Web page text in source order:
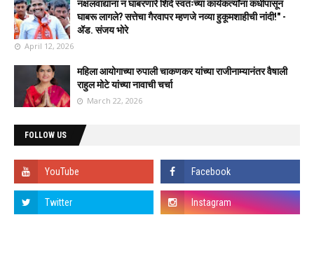
नक्षलवाद्यांना न घाबरणारे शिंदे स्वतःच्या कार्यकर्त्यांना कधीपासून
घाबरू लागले? सत्तेचा गैरवापर म्हणजे नव्या हुकूमशाहीची नांदी!" -
ॲड. संजय भोरे
April 12, 2026
महिला आयोगाच्या रुपाली चाकणकर यांच्या राजीनाम्यानंतर वैषाली
राहुल मोटे यांच्या नावाची चर्चा
March 22, 2026
FOLLOW US